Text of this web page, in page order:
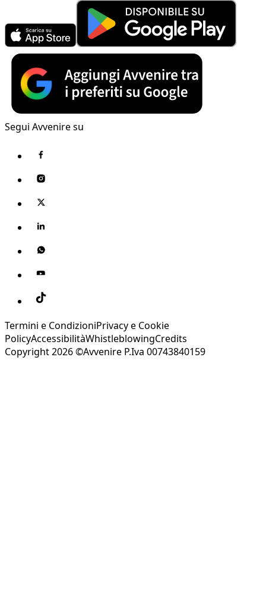
Segui Avvenire su
Termini e CondizioniPrivacy e Cookie
PolicyAccessibilitàWhistleblowingCredits
Copyright 2026 ©Avvenire P.Iva 00743840159